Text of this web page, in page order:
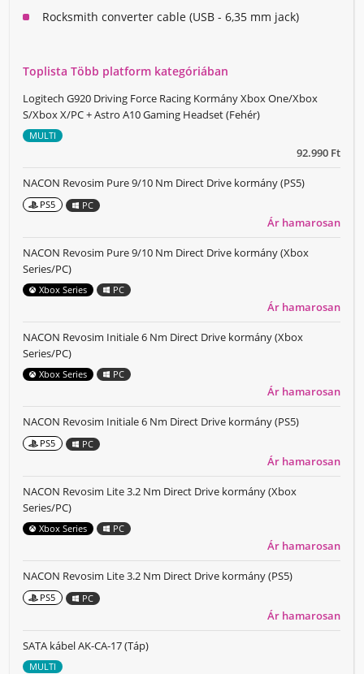
Rocksmith converter cable (USB - 6,35 mm jack)
Toplista Több platform kategóriában
92.990 Ft
Logitech G920 Driving Force Racing Kormány Xbox One/Xbox
S/Xbox X/PC + Astro A10 Gaming Headset (Fehér)
MULTI
Ár hamarosan
NACON Revosim Pure 9/10 Nm Direct Drive kormány (PS5)
PS5 PC
Ár hamarosan
NACON Revosim Pure 9/10 Nm Direct Drive kormány (Xbox
Series/PC)
Xbox Series PC
Ár hamarosan
NACON Revosim Initiale 6 Nm Direct Drive kormány (Xbox
Series/PC)
Xbox Series PC
Ár hamarosan
NACON Revosim Initiale 6 Nm Direct Drive kormány (PS5)
PS5 PC
Ár hamarosan
NACON Revosim Lite 3.2 Nm Direct Drive kormány (Xbox
Series/PC)
Xbox Series PC
Ár hamarosan
NACON Revosim Lite 3.2 Nm Direct Drive kormány (PS5)
PS5 PC
SATA kábel AK-CA-17 (Táp)
MULTI